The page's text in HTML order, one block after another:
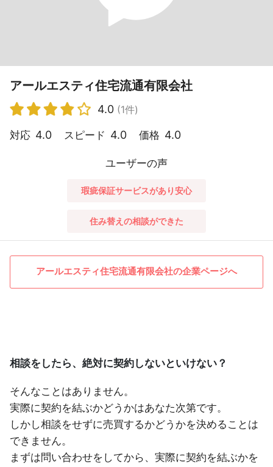
アールエスティ住宅流通有限会社
4.0 (1件)
対応 4.0 スピード 4.0 価格 4.0
ユーザーの声
瑕疵保証サービスがあり安心
住み替えの相談ができた
アールエスティ住宅流通有限会社の企業ページへ
相談をしたら、絶対に契約しないといけない？
そんなことはありません。
実際に契約を結ぶかどうかはあなた次第です。
しかし相談をせずに売買するかどうかを決めることは
できません。
まずは問い合わせをしてから、実際に契約を結ぶかを